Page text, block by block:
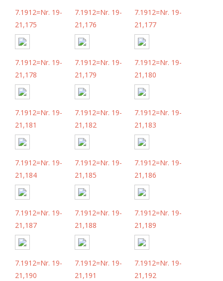
7.1912=Nr. 19-
21,175
7.1912=Nr. 19-
21,176
7.1912=Nr. 19-
21,177
7.1912=Nr. 19-
21,178
7.1912=Nr. 19-
21,179
7.1912=Nr. 19-
21,180
7.1912=Nr. 19-
21,181
7.1912=Nr. 19-
21,182
7.1912=Nr. 19-
21,183
7.1912=Nr. 19-
21,184
7.1912=Nr. 19-
21,185
7.1912=Nr. 19-
21,186
7.1912=Nr. 19-
21,187
7.1912=Nr. 19-
21,188
7.1912=Nr. 19-
21,189
7.1912=Nr. 19-
21,190
7.1912=Nr. 19-
21,191
7.1912=Nr. 19-
21,192